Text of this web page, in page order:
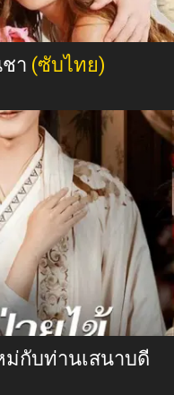
า (ซับไทย)
ม่กับท่านเสนาบดี